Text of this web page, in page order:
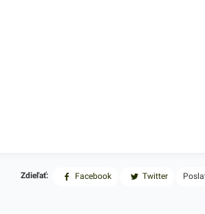
Zdieľať: Facebook Twitter